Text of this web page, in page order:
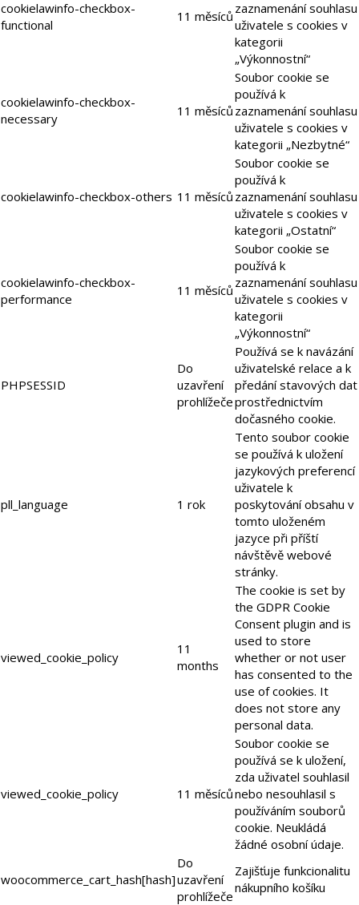
cookielawinfo-checkbox-
functional
11 měsíců zaznamenání souhlasu
uživatele s cookies v
kategorii
„Výkonnostní“
cookielawinfo-checkbox-
necessary
11 měsíců
Soubor cookie se
používá k
zaznamenání souhlasu
uživatele s cookies v
kategorii „Nezbytné“
cookielawinfo-checkbox-others 11 měsíců
Soubor cookie se
používá k
zaznamenání souhlasu
uživatele s cookies v
kategorii „Ostatní“
cookielawinfo-checkbox-
performance
11 měsíců
Soubor cookie se
používá k
zaznamenání souhlasu
uživatele s cookies v
kategorii
„Výkonnostní“
PHPSESSID
Do
uzavření
prohlížeče
Používá se k navázání
uživatelské relace a k
předání stavových dat
prostřednictvím
dočasného cookie.
pll_language 1 rok
Tento soubor cookie
se používá k uložení
jazykových preferencí
uživatele k
poskytování obsahu v
tomto uloženém
jazyce při příští
návštěvě webové
stránky.
viewed_cookie_policy
11
months
The cookie is set by
the GDPR Cookie
Consent plugin and is
used to store
whether or not user
has consented to the
use of cookies. It
does not store any
personal data.
viewed_cookie_policy 11 měsíců
Soubor cookie se
používá se k uložení,
zda uživatel souhlasil
nebo nesouhlasil s
používáním souborů
cookie. Neukládá
žádné osobní údaje.
woocommerce_cart_hash[hash]
Do
uzavření
prohlížeče
Zajišťuje funkcionalitu
nákupního košíku